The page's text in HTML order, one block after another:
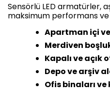
Sensörlü LED armatürler,
maksimum performans
Apartman içi
Merdiven
Kapalı ve açık
Depo ve arşiv
Ofis binaları